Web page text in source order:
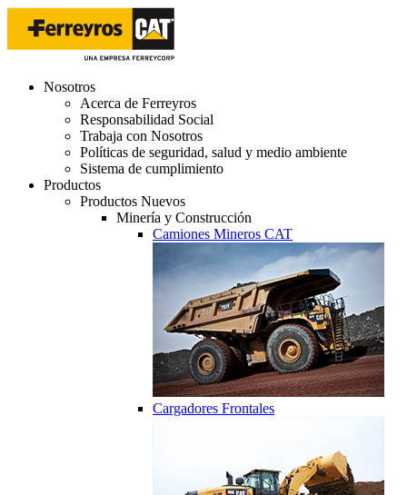
Nosotros
Acerca de Ferreyros
Responsabilidad Social
Trabaja con Nosotros
Políticas de seguridad, salud y medio ambiente
Sistema de cumplimiento
Productos
Productos Nuevos
Minería y Construcción
Camiones Mineros CAT
Cargadores Frontales